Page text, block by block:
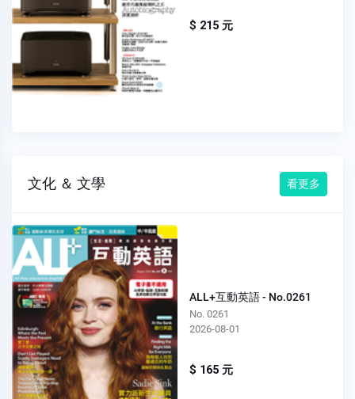
$ 215 元
文化 ＆ 文學 看更多
ALL+互動英語 - No.0261
No. 0261
2026-08-01
$ 165 元